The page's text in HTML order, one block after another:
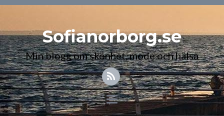
Sofianorborg.se
Min blogg om skönhet, mode och hälsa
Toggle
navigation